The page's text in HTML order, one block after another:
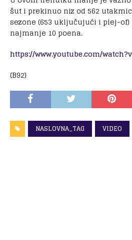
šut i prekinuo niz od 562
sezone (653 uključujući i plej-
najmanje 10 poena.
https://www.youtube.com/
(B92)
NASLOVNA_TAG VIDEO